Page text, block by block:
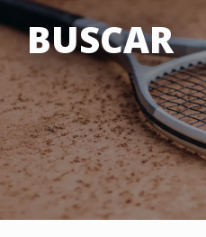
BUSCAR